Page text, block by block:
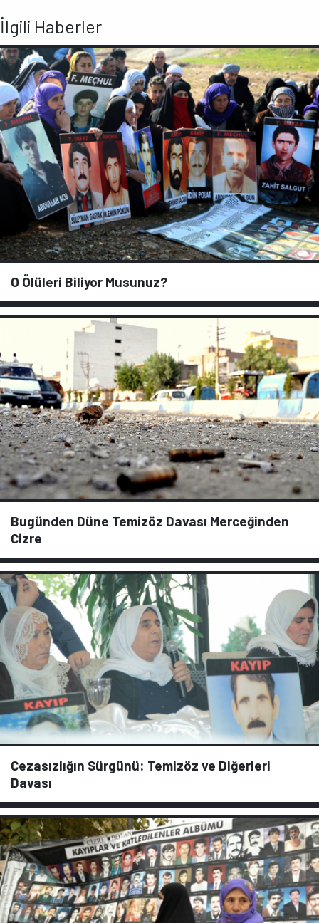
İlgili Haberler
O Ölüleri Biliyor Musunuz?
Bugünden Düne Temizöz Davası Merceğinden
Cizre
Cezasızlığın Sürgünü: Temizöz ve Diğerleri
Davası